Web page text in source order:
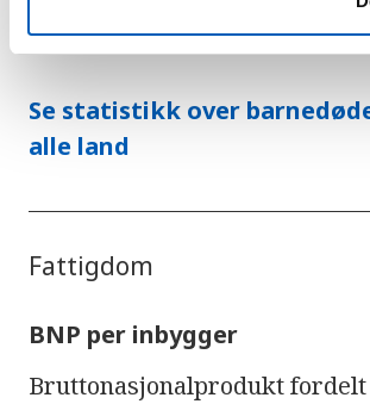
Se statistikk over
alle land
Fattigdom
BNP per inbygger
Bruttonasjonalprodukt